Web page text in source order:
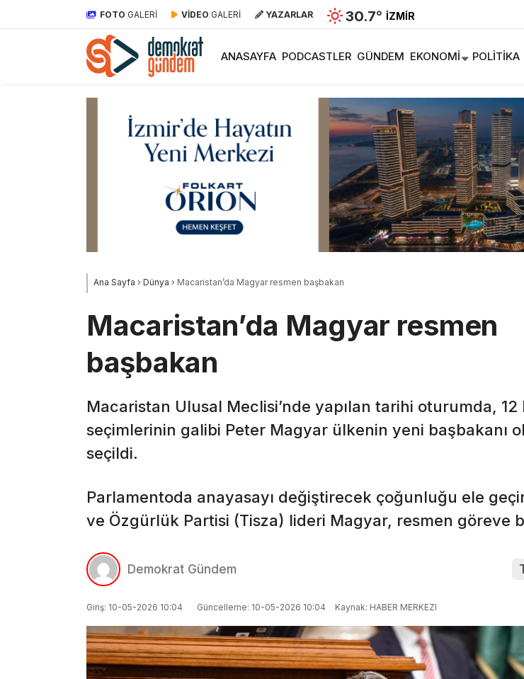
FOTO GALERİ VİDEO GALERİ YAZARLAR 30.7° İZMIR
ANASAYFA PODCASTLER GÜNDEM EKONOMI POLITIKA
Ana Sayfa › Dünya › Macaristan’da Magyar resmen başbakan
Macaristan’da Magyar resmen
başbakan
Macaristan Ulusal Meclisi’nde yapılan tarihi oturumda, 12
seçimlerinin galibi Peter Magyar ülkenin yeni başbakanı
seçildi.
Parlamentoda anayasayı değiştirecek çoğunluğu ele
ve Özgürlük Partisi (Tisza) lideri Magyar, resmen göreve
Demokrat Gündem
Giriş: 10-05-2026 10:04 Güncelleme: 10-05-2026 10:04 Kaynak: HABER MERKEZI